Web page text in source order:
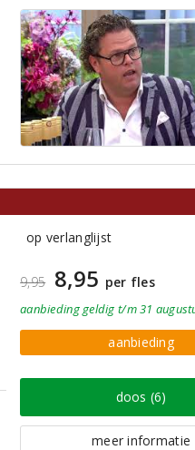
op verlanglijst
9,95 8,95 per fles
aanbiedinggeldig t/m 31
aanbieding
doos (6)
meer informatie